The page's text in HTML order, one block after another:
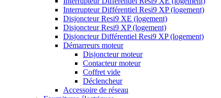
Interrupteur Différentiel Resi9 XP (logement)
Disjoncteur Resi9 XE (logement)
Disjoncteur Resi9 XP (logement)
Disjoncteur Différentiel Resi9 XP (logement)
Démarreurs moteur
Disjoncteur moteur
Contacteur moteur
Coffret vide
Déclencheur
Accessoire de réseau